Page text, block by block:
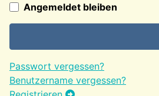
Angemeldet bleiben
Passwort vergessen?
Benutzername vergessen?